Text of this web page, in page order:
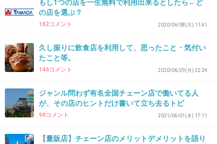
もともとサービスを普通に利用していた人は、改善された
かどうかを見て冷静に判断するけど、過剰に騒ぐ人は何か
だから結果的に、店内やコミュニティの雰囲気が落ち着い
て、利用者同士のストレスが減る。
もちろん不祥事を軽視するわけじゃないけど、感情だけで
大騒ぎする人が減ることで、残った人にとって居心地が良
くなる。
+1 -0
もし1つの店を一生無料で利用出来るとしたら←ど
の店を選ぶ？
162コメント 2020/06/08(月) 11:41
久し振りに飲食店を利用して、思ったこと・気付い
たこと等。
146コメント 2020/06/29(月) 22:24
ジャンル問わず有名全国チェーン店で働いてる人
が、その店のヒントだけ書いて立ち去るトピ
99コメント 2021/04/01(木) 17:11
【量販店】チェーン店のメリットデメリットを語り